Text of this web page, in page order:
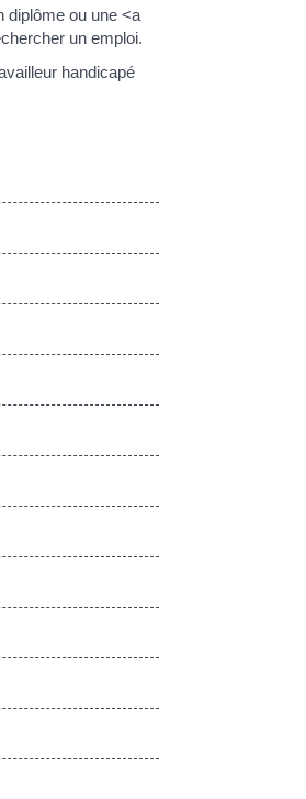
diplôme ou une <a
un emploi.
handicapé